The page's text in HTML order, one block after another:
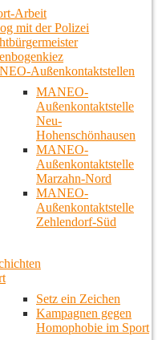
Arbeit
mit der Polizei
Außenkontaktstellen
MANEO-
Außenkontaktstelle
Neu-
Hohenschönhausen
MANEO-
Außenkontaktstelle
Marzahn-Nord
MANEO-
Außenkontaktstelle
Zehlendorf-Süd
Setz ein Zeichen
Kampagnen gegen
Homophobie im Sport